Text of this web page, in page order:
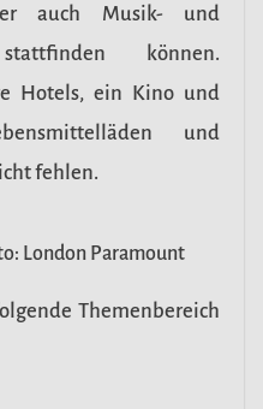
auch Musik- und
stattfinden können.
Hotels, ein Kino und
und
fehlen.
London Paramount
Themenbereich